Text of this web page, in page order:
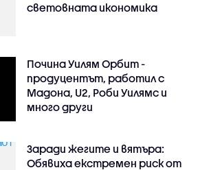
световната икономика
Почина Уилям Орбит -
продуцентът, работил с
Мадона, U2, Роби Уилямс и
много други
Заради жегите и вятъра:
Обявиха екстремен риск от